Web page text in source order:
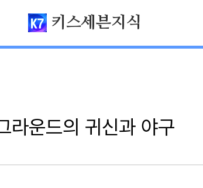
키스세븐지식
라운드의 귀신과 야구